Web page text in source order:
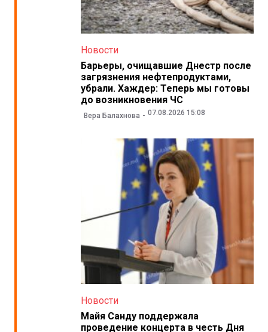
Новости
Барьеры, очищавшие Днестр после
загрязнения нефтепродуктами,
убрали. Хаждер: Теперь мы готовы
до возникновения ЧС
Вера Балахнова 07.08.2026 15:08
Новости
Майя Санду поддержала
проведение концерта в честь Дня